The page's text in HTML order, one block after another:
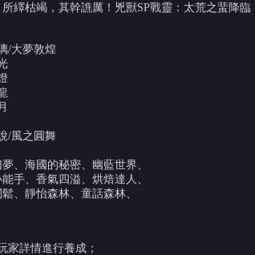
繹枯竭，其幹譙厲！兇獸SP戰靈：太荒之蜚降臨
/大夢敦煌
/風之圓舞
、海國的秘密、幽藍世界、
手、香氣四溢、烘焙達人、
、靜怡森林、童話森林、
家詳情進行養成；